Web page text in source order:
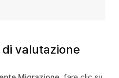
valutazione